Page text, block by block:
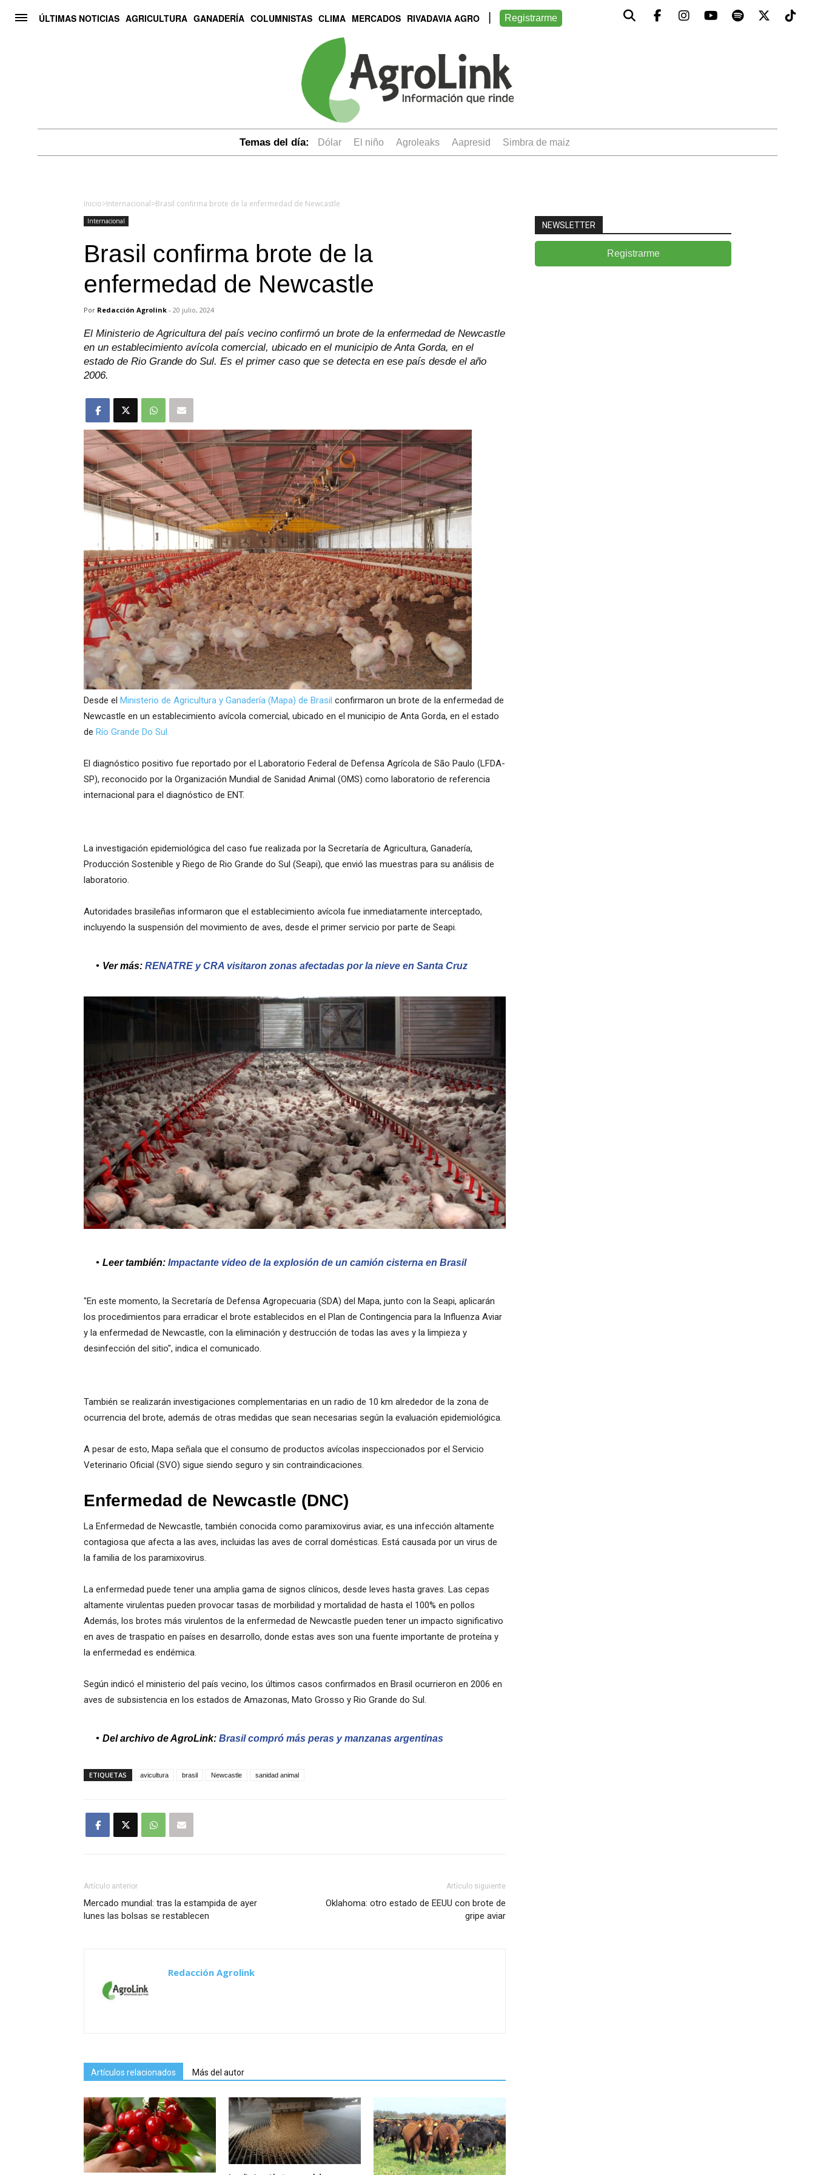
ÚLTIMAS NOTICIAS AGRICULTURA GANADERÍA COLUMNISTAS CLIMA MERCADOS RIVADAVIA AGRO Registrarme
Temas del día: dólar el niño Agroleaks aapresid simbra de maiz
Inicio>Internacional>Brasil confirma brote de la enfermedad de Newcastle
Internacional
Brasil confirma brote de la
enfermedad de Newcastle
Por Redacción Agrolink - 20 julio, 2024
El Ministerio de Agricultura del país vecino confirmó un brote de la enfermedad de Newcastle
en un establecimiento avícola comercial, ubicado en el municipio de Anta Gorda, en el
estado de Rio Grande do Sul. Es el primer caso que se detecta en ese país desde el año
2006.
Desde el Ministerio de Agricultura y Ganadería (Mapa) de Brasil confirmaron un brote de la enfermedad de
Newcastle en un establecimiento avícola comercial, ubicado en el municipio de Anta Gorda, en el estado
de Río Grande Do Sul.
El diagnóstico positivo fue reportado por el Laboratorio Federal de Defensa Agrícola de São Paulo (LFDA-
SP), reconocido por la Organización Mundial de Sanidad Animal (OMS) como laboratorio de referencia
internacional para el diagnóstico de ENT.
La investigación epidemiológica del caso fue realizada por la Secretaría de Agricultura, Ganadería,
Producción Sostenible y Riego de Rio Grande do Sul (Seapi), que envió las muestras para su análisis de
laboratorio.
Autoridades brasileñas informaron que el establecimiento avícola fue inmediatamente interceptado,
incluyendo la suspensión del movimiento de aves, desde el primer servicio por parte de Seapi.
Ver más: RENATRE y CRA visitaron zonas afectadas por la nieve en Santa Cruz
Leer también: Impactante video de la explosión de un camión cisterna en Brasil
"En este momento, la Secretaría de Defensa Agropecuaria (SDA) del Mapa, junto con la Seapi, aplicarán
los procedimientos para erradicar el brote establecidos en el Plan de Contingencia para la Influenza Aviar
y la enfermedad de Newcastle, con la eliminación y destrucción de todas las aves y la limpieza y
desinfección del sitio", indica el comunicado.
También se realizarán investigaciones complementarias en un radio de 10 km alrededor de la zona de
ocurrencia del brote, además de otras medidas que sean necesarias según la evaluación epidemiológica.
A pesar de esto, Mapa señala que el consumo de productos avícolas inspeccionados por el Servicio
Veterinario Oficial (SVO) sigue siendo seguro y sin contraindicaciones.
Enfermedad de Newcastle (DNC)
La Enfermedad de Newcastle, también conocida como paramixovirus aviar, es una infección altamente
contagiosa que afecta a las aves, incluidas las aves de corral domésticas. Está causada por un virus de
la familia de los paramixovirus.
La enfermedad puede tener una amplia gama de signos clínicos, desde leves hasta graves. Las cepas
altamente virulentas pueden provocar tasas de morbilidad y mortalidad de hasta el 100% en pollos
Además, los brotes más virulentos de la enfermedad de Newcastle pueden tener un impacto significativo
en aves de traspatio en países en desarrollo, donde estas aves son una fuente importante de proteína y
la enfermedad es endémica.
Según indicó el ministerio del país vecino, los últimos casos confirmados en Brasil ocurrieron en 2006 en
aves de subsistencia en los estados de Amazonas, Mato Grosso y Rio Grande do Sul.
Del archivo de AgroLink: Brasil compró más peras y manzanas argentinas
ETIQUETAS avicultura brasil Newcastle sanidad animal
Artículo anterior
Mercado mundial: tras la estampida de ayer
lunes las bolsas se restablecen
Artículo siguiente
Oklahoma: otro estado de EEUU con brote de
gripe aviar
Redacción Agrolink
Artículos relacionados Más del autor
NEWSLETTER
Registrarme